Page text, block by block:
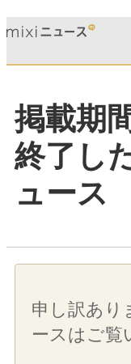
掲載期
終了し
ュース
申し訳あり
ースはご覧